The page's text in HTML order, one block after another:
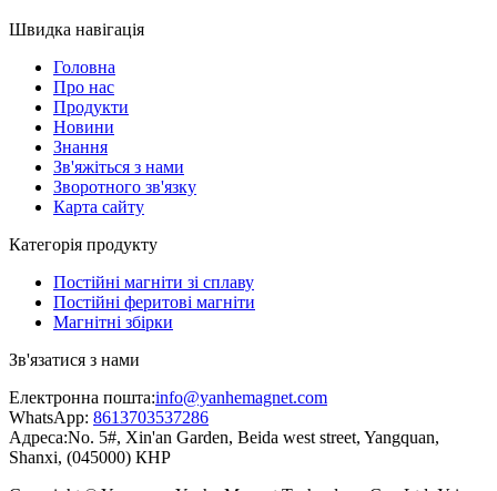
Швидка навігація
Головна
Про нас
Продукти
Новини
Знання
Зв'яжіться з нами
Зворотного зв'язку
Карта сайту
Категорія продукту
Постійні магніти зі сплаву
Постійні феритові магніти
Магнітні збірки
Зв'язатися з нами
Електронна пошта:info@yanhemagnet.com
WhatsApp: 8613703537286
Адреса:No. 5#, Xin'an Garden, Beida west street, Yangquan,
Shanxi, (045000) КНР